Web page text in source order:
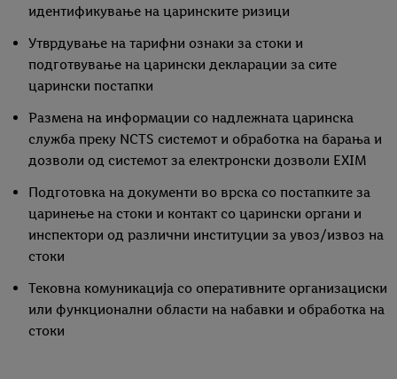
идентификување на царинските ризици
Утврдување на тарифни ознаки за стоки и
подготвување на царински декларации за сите
царински постапки
Размена на информации со надлежната царинска
служба преку NCTS системот и обработка на барања и
дозволи од системот за електронски дозволи EXIM
Подготовка на документи во врска со постапките за
царинење на стоки и контакт со царински органи и
инспектори од различни институции за увоз/извоз на
стоки
Тековна комуникација со оперативните организациски
или функционални области на набавки и обработка на
стоки